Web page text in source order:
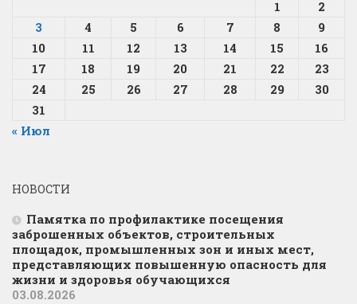
1
2
3
4 5 6 7 8
9
10
11 12 13 14 15
16
17
18 19 20 21 22
23
24
25 26 27 28 29
30
31
« Июл
НОВОСТИ
Памятка по профилактике посещения
заброшенных объектов, строительных
площадок, промышленных зон и иных мест,
представляющих повышенную опасность для
жизни и здоровья обучающихся
03.08.2026